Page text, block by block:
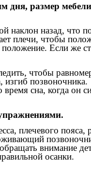
размер
наклон назад, что
плечи, чтобы
Если же
чтобы
изгиб позвоночника.
сна, когда он
плечевого пояса,
внимание
осанки.